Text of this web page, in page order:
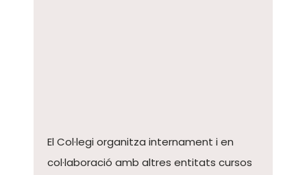
El Col·legi organitza internament i en
col·laboració amb altres entitats cursos